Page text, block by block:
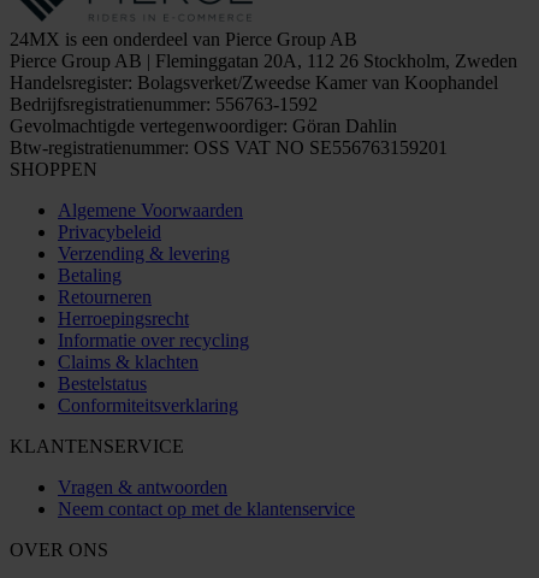
24MX is een onderdeel van Pierce Group AB
Pierce Group AB | Fleminggatan 20A, 112 26 Stockholm, Zweden
Handelsregister: Bolagsverket/Zweedse Kamer van Koophandel
Bedrijfsregistratienummer: 556763-1592
Gevolmachtigde vertegenwoordiger: Göran Dahlin
Btw-registratienummer: OSS VAT NO SE556763159201
SHOPPEN
Algemene Voorwaarden
Privacybeleid
Verzending & levering
Betaling
Retourneren
Herroepingsrecht
Informatie over recycling
Claims & klachten
Bestelstatus
Conformiteitsverklaring
KLANTENSERVICE
Vragen & antwoorden
Neem contact op met de klantenservice
OVER ONS